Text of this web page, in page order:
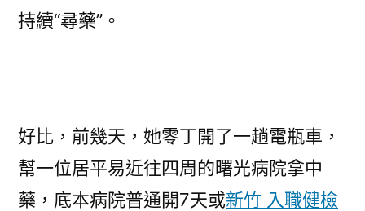
持續“尋藥”。
好比，前幾天，她零丁開了一趟電瓶車，
幫一位居平易近往四周的曙光病院拿中
藥，底本病院普通開7天或新竹 入職健檢